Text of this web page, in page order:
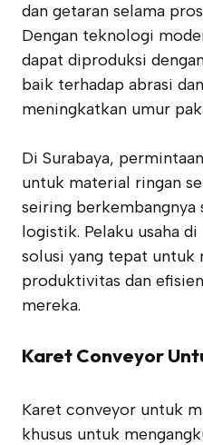
dan getaran selama
Dengan teknologi
dapat diproduksi
baik terhadap abrasi
meningkatkan umur
Di Surabaya,
untuk material ringan
seiring
logistik. Pelaku usaha
solusi yang tepat untuk
produktivitas dan
mereka.
Karet Conveyor
Karet conveyor untuk
khusus untuk